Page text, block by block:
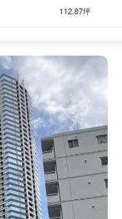
112.87坪